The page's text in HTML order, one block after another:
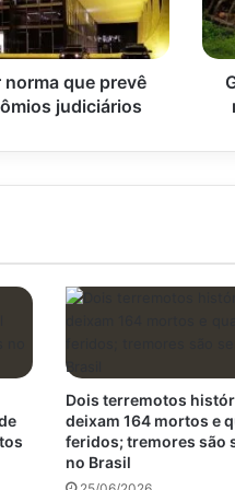
que prevê
judiciários
na
Dois terremotos
deixam 164 mortos e
feridos; tremores são
no Brasil